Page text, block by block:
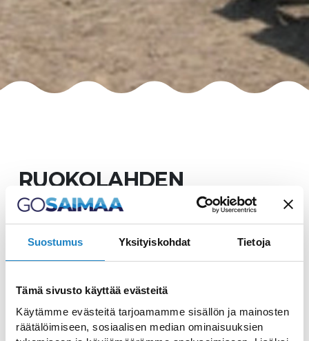
Suostumus Yksityiskohdat Tietoja
Tämä sivusto käyttää evästeitä
Käytämme evästeitä tarjoamamme sisällön ja mainosten
räätälöimiseen, sosiaalisen median ominaisuuksien
RUOKOLAHDEN
UIMARANNAT
Tutustu Ruokolahden
lukuisiin uimarantoihin